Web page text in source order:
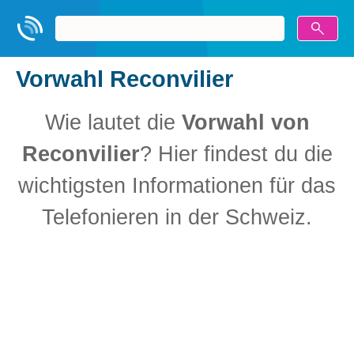
Vorwahl Reconvilier
Wie lautet die Vorwahl von
Reconvilier? Hier findest du die
wichtigsten Informationen für das
Telefonieren in der Schweiz.